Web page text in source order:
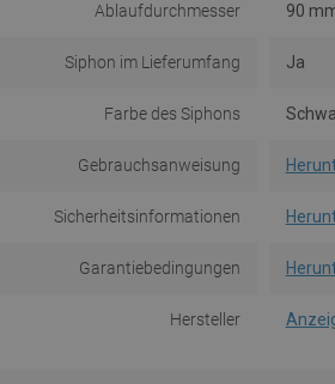
Ablaufdurchmesser 90
Siphon im Lieferumfang Ja
Farbe des Siphons
Gebrauchsanweisung
Sicherheitsinformationen
Garantiebedingungen
Hersteller